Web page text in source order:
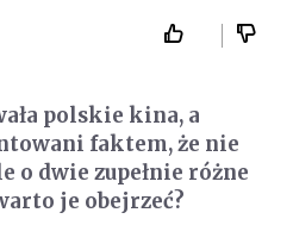
polskie kina, a
faktem, że nie
o dwie zupełnie różne
je obejrzeć?